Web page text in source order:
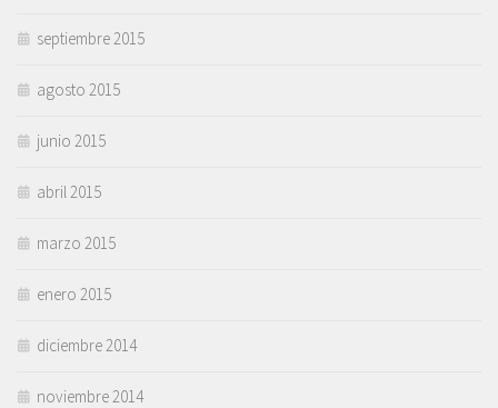
septiembre 2015
agosto 2015
junio 2015
abril 2015
marzo 2015
enero 2015
diciembre 2014
noviembre 2014